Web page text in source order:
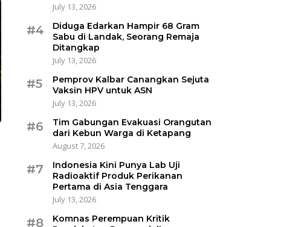
July 13, 2026
#4
Diduga Edarkan Hampir 68 Gram
Sabu di Landak, Seorang Remaja
Ditangkap
July 13, 2026
#5
Pemprov Kalbar Canangkan Sejuta
Vaksin HPV untuk ASN
July 13, 2026
#6
Tim Gabungan Evakuasi Orangutan
dari Kebun Warga di Ketapang
August 7, 2026
#7
Indonesia Kini Punya Lab Uji
Radioaktif Produk Perikanan
Pertama di Asia Tenggara
July 13, 2026
#8
Komnas Perempuan Kritik